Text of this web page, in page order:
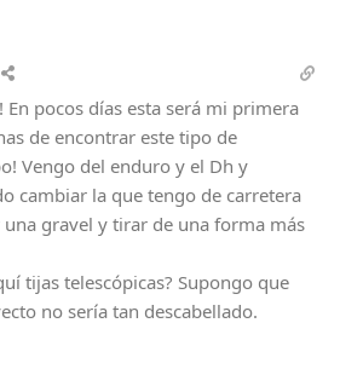
En pocos días esta será mi primera
de encontrar este tipo de
Vengo del enduro y el Dh y
cambiar la que tengo de carretera
gravel y tirar de una forma más
tijas telescópicas? Supongo que
no sería tan descabellado.